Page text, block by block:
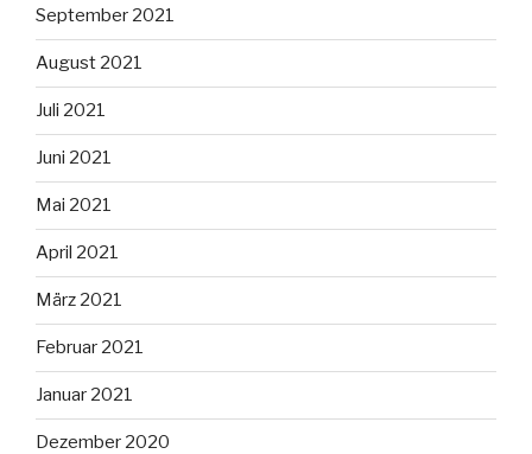
September 2021
August 2021
Juli 2021
Juni 2021
Mai 2021
April 2021
März 2021
Februar 2021
Januar 2021
Dezember 2020